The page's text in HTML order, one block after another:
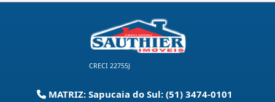
CRECI 22755J
MATRIZ: Sapucaia do Sul: (51) 3474-0101